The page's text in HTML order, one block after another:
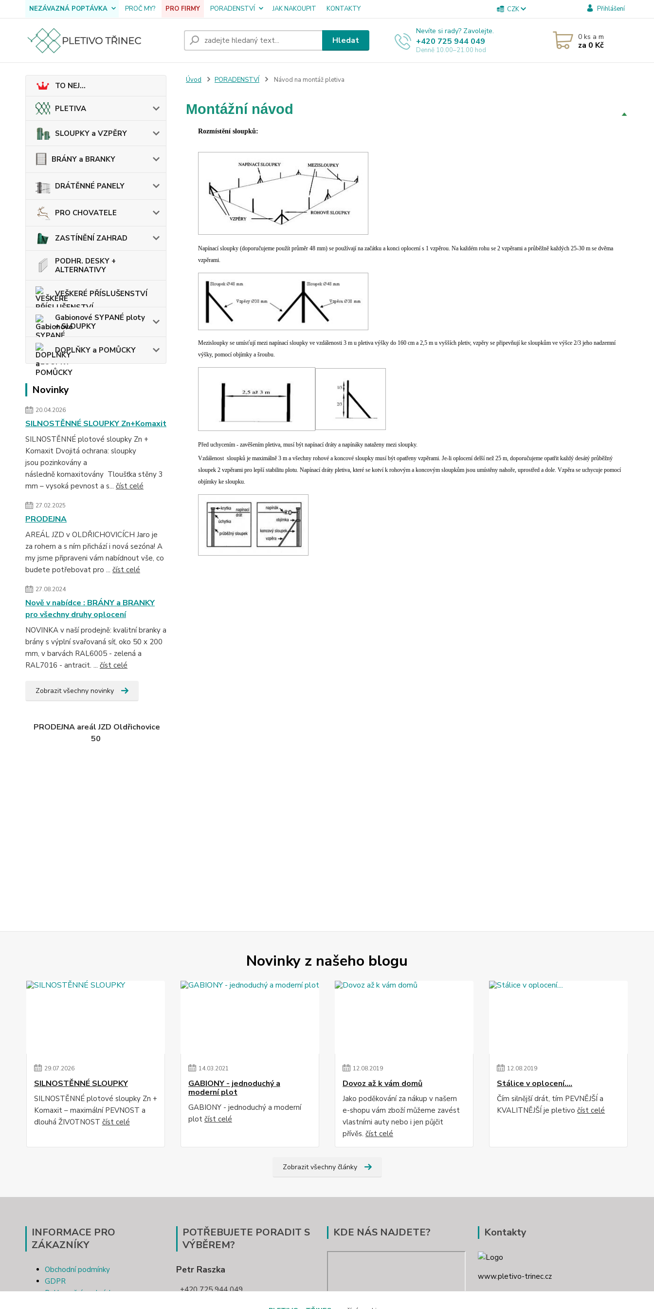
NEZÁVAZNÁ POPTÁVKA PROČ MY? PRO FIRMY PORADENSTVÍ JAK NAKOUPIT KONTAKTY CZK Přihlášení
Hledat
Nevíte si rady? Zavolejte.
+420 725 944 049
Denně 10.00–21.00 hod
0ks a m
za 0 Kč
TO NEJ...
PLETIVA
SLOUPKY a VZPĚRY
BRÁNY a BRANKY
DRÁTĚNNÉ PANELY
PRO CHOVATELE
ZASTÍNĚNÍ ZAHRAD
PODHR. DESKY +
ALTERNATIVY
VEŠKERÉ PŘÍSLUŠENSTVÍ
Gabionové SYPANÉ ploty
+ SLOUPKY
DOPLŇKY a POMŮCKY
Novinky
20.04.2026
SILNOSTĚNNÉ SLOUPKY Zn+Komaxit
SILNOSTĚNNÉ plotové sloupky Zn +
Komaxit Dvojitá ochrana: sloupky
jsou pozinkovány a
následně komaxitovány Tloušťka stěny 3
mm – vysoká pevnost a s... číst celé
27.02.2025
PRODEJNA
AREÁL JZD v OLDŘICHOVICÍCH Jaro je
za rohem a s ním přichází i nová sezóna! A
my jsme připraveni vám nabídnout vše, co
budete potřebovat pro ... číst celé
27.08.2024
Nově v nabídce : BRÁNY a BRANKY
pro všechny druhy oplocení
NOVINKA v naší prodejně: kvalitní branky a
brány s výplní svařovaná síť, oko 50 x 200
mm, v barvách RAL6005 - zelená a
RAL7016 - antracit. ... číst celé
Zobrazit všechny novinky
PRODEJNA areál JZD Oldřichovice
50
Úvod PORADENSTVÍ Návod na montáž pletiva
Montážní návod
Rozmístění sloupků:
Napínací sloupky (doporučujeme použít průměr 48 mm) se používají na začátku a konci oplocení s 1 vzpěrou. Na každém rohu se 2 vzpěrami a průběžně každých 25-30 m se dvěma
vzpěrami.
Mezisloupky se umísťují mezi napínací sloupky ve vzdálenosti 3 m u pletiva výšky do 160 cm a 2,5 m u vyšších pletiv, vzpěry se připevňují ke sloupkům ve výšce 2/3 jeho nadzemní
výšky, pomocí objímky a šroubu.
Před uchycením - zavěšením pletiva, musí být napínací dráty a napínáky nataženy mezi sloupky.
Vzdálenost sloupků je maximálně 3 m a všechny rohové a koncové sloupky musí být opatřeny vzpěrami. Je-li oplocení delší než 25 m, doporučujeme opatřit každý desátý průběžný
sloupek 2 vzpěrami pro lepší stabilitu plotu. Napínací dráty pletiva, které se kotví k rohovým a koncovým sloupkům jsou umístěny nahoře, uprostřed a dole. Vzpěra se uchycuje pomocí
objímky ke sloupku.
Novinky z našeho blogu
29.07.2026
SILNOSTĚNNÉ SLOUPKY
SILNOSTĚNNÉ plotové sloupky Zn +
Komaxit – maximální PEVNOST a
dlouhá ŽIVOTNOST číst celé
14.03.2021
GABIONY - jednoduchý a
moderní plot
GABIONY - jednoduchý a moderní
plot číst celé
12.08.2019
Dovoz až k vám domů
Jako poděkování za nákup v našem
e-shopu vám zboží můžeme zavést
vlastními auty nebo i jen půjčit
přívěs. číst celé
12.08.2019
Stálice v oplocení....
Čím silnější drát, tím PEVNĚJŠÍ a
KVALITNĚJŠÍ je pletivočíst celé
Zobrazit všechny články
INFORMACE PRO
ZÁKAZNÍKY
Obchodní podmínky
GDPR
Reklamační podmínky
POTŘEBUJETE PORADIT S
VÝBĚREM?
Petr Raszka
+420 725 944 049
KDE NÁS NAJDETE? Kontakty
www.pletivo-trinec.cz